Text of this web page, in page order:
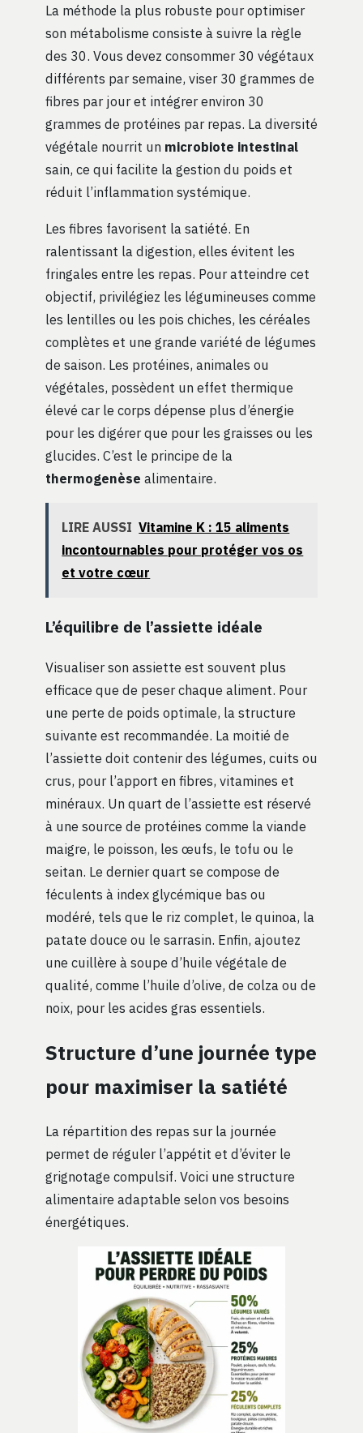
La méthode la plus robuste pour optimiser
son métabolisme consiste à suivre la règle
des 30. Vous devez consommer 30 végétaux
différents par semaine, viser 30 grammes de
fibres par jour et intégrer environ 30
grammes de protéines par repas. La diversité
végétale nourrit un microbiote intestinal
sain, ce qui facilite la gestion du poids et
réduit l’inflammation systémique.
Les fibres favorisent la satiété. En
ralentissant la digestion, elles évitent les
fringales entre les repas. Pour atteindre cet
objectif, privilégiez les légumineuses comme
les lentilles ou les pois chiches, les céréales
complètes et une grande variété de légumes
de saison. Les protéines, animales ou
végétales, possèdent un effet thermique
élevé car le corps dépense plus d’énergie
pour les digérer que pour les graisses ou les
glucides. C’est le principe de la
thermogenèse alimentaire.
LIRE AUSSI Vitamine K : 15 aliments
incontournables pour protéger vos os
et votre cœur
L’équilibre de l’assiette idéale
Visualiser son assiette est souvent plus
efficace que de peser chaque aliment. Pour
une perte de poids optimale, la structure
suivante est recommandée. La moitié de
l’assiette doit contenir des légumes, cuits ou
crus, pour l’apport en fibres, vitamines et
minéraux. Un quart de l’assiette est réservé
à une source de protéines comme la viande
maigre, le poisson, les œufs, le tofu ou le
seitan. Le dernier quart se compose de
féculents à index glycémique bas ou
modéré, tels que le riz complet, le quinoa, la
patate douce ou le sarrasin. Enfin, ajoutez
une cuillère à soupe d’huile végétale de
qualité, comme l’huile d’olive, de colza ou de
noix, pour les acides gras essentiels.
Structure d’une journée type
pour maximiser la satiété
La répartition des repas sur la journée
permet de réguler l’appétit et d’éviter le
grignotage compulsif. Voici une structure
alimentaire adaptable selon vos besoins
énergétiques.